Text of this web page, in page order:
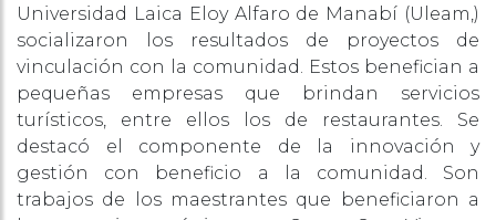
Universidad Laica Eloy Alfaro de Manabí (Uleam,)
socializaron los resultados de proyectos de
vinculación con la comunidad. Estos benefician a
pequeñas empresas que brindan servicios
turísticos, entre ellos los de restaurantes. Se
destacó el componente de la innovación y
gestión con beneficio a la comunidad. Son
trabajos de los maestrantes que beneficiaron a